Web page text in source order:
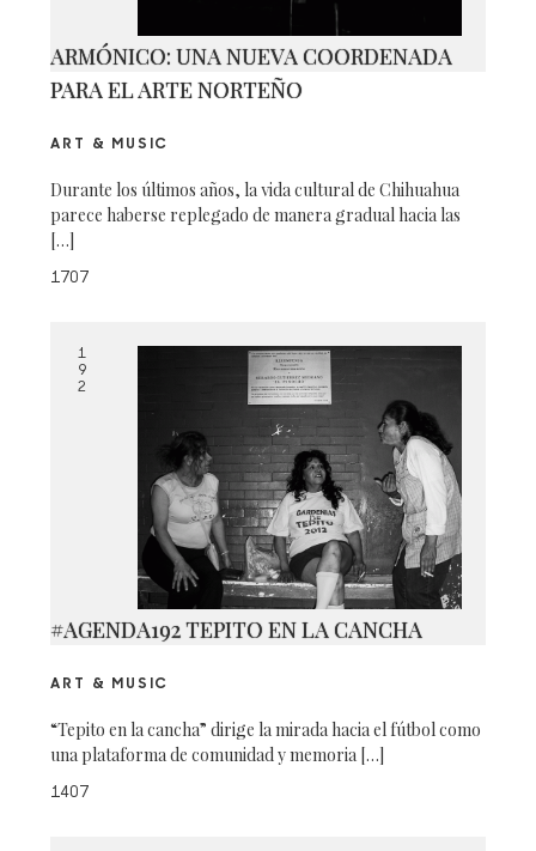
ARMÓNICO: UNA NUEVA COORDENADA
PARA EL ARTE NORTEÑO
ART & MUSIC
Durante los últimos años, la vida cultural de Chihuahua
parece haberse replegado de manera gradual hacia las
[…]
1707
1
9
2
#AGENDA192 TEPITO EN LA CANCHA
ART & MUSIC
“Tepito en la cancha” dirige la mirada hacia el fútbol como
una plataforma de comunidad y memoria […]
1407